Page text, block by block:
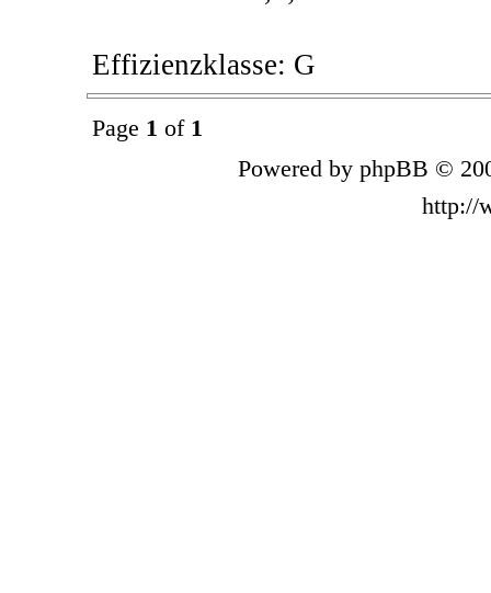
Effizienzklasse: G
Page 1 of 1
Powered by phpBB ©
http://